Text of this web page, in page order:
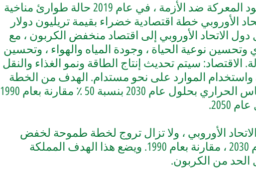
أعلن الاتحاد الأوروبي ، الذي يقود المعركة ضد الأزمة ، في عام 2019 حالة طوارئ مناخية
خطة اقتصادية خضراء بقيمة تريليون دولار
الاتحاد الأوروبي إلى اقتصاد منخفض الكربون ، مع
وتحسين نوعية الحياة ، وجودة المياه والهواء ، وتحسين
سيتم تحديث إنتاج الطاقة ونمو الغذاء والنقل
واستخدام الموارد على نحو مستدام. الهدف من الخطة
هو تقليل انبعاثات غازات الاحتباس الحراري بحلول عام 2030 بنسبة 50 ٪ مقارنة بعام 1990
الأوروبي ، ولا تزال تروج لخطة طموحة لخفض
، مقارنة بعام 1990. ويضع هذا الهدف المملكة
الحد من الكربون.